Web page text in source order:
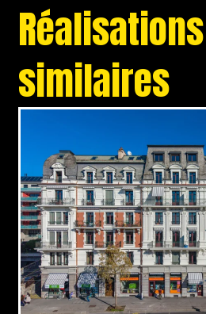
Réalisations
similaires